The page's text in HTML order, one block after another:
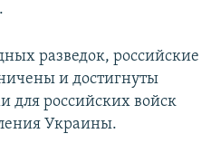
разведок, российские
и достигнуты
для российских войск
Украины.